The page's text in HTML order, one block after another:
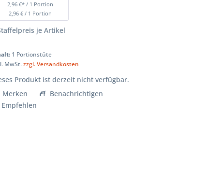
2,96 €* / 1 Portion
2,96 € / 1 Portion
je Artikel
1 Portionstüte
MwSt.zzgl. Versandkosten
Produkt ist derzeit nicht verfügbar.
Merken
Benachrichtigen
Empfehlen